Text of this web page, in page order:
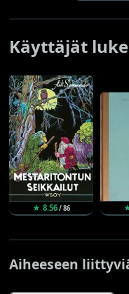
Käyttäjät
★ 8.56/ 86
Aiheeseen